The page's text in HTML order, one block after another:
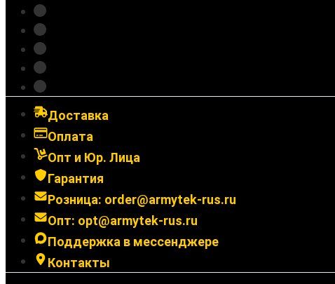
Доставка
Оплата
Опт и Юр. Лица
Гарантия
Розница: order@armytek-rus.ru
Опт: opt@armytek-rus.ru
Поддержка в мессенджере
Контакты